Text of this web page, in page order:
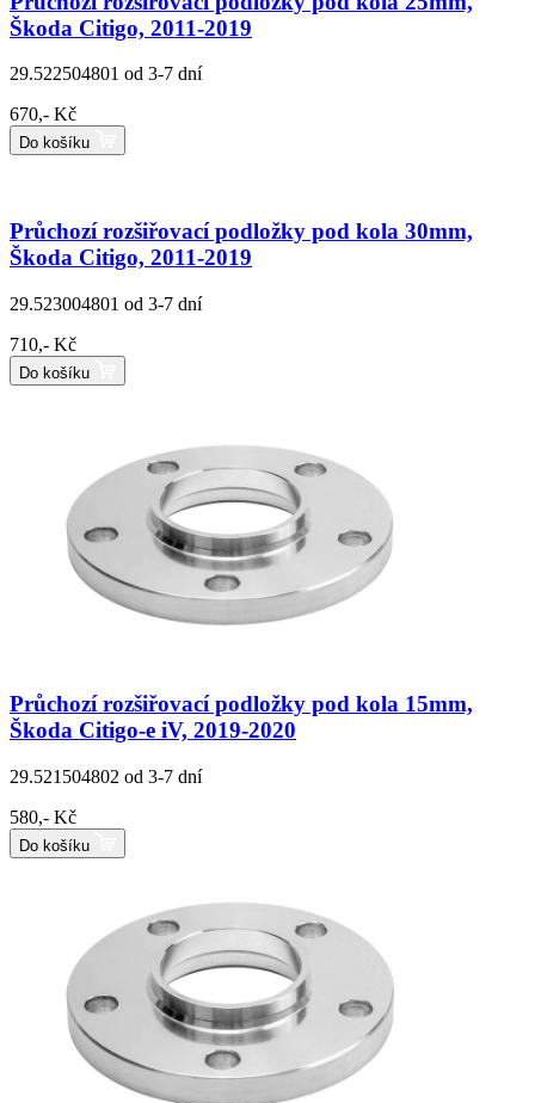
Škoda Citigo, 2011-2019
29.522504801 od 3-7 dní
670,- Kč
Do košíku
Průchozí rozšiřovací podložky pod kola 30mm,
Škoda Citigo, 2011-2019
29.523004801 od 3-7 dní
710,- Kč
Do košíku
Průchozí rozšiřovací podložky pod kola 15mm,
Škoda Citigo-e iV, 2019-2020
29.521504802 od 3-7 dní
580,- Kč
Do košíku